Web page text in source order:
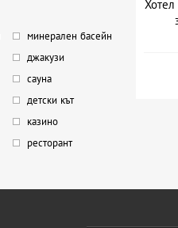
минерален басейн
джакузи
сауна
детски кът
казино
ресторант